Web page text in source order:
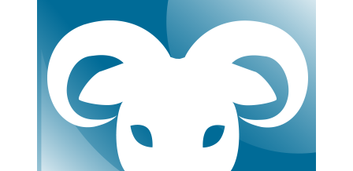
Meediot ja shamaanit
Kaukoparantajat
Numerologit